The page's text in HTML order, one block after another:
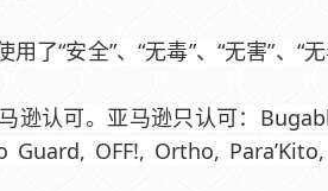
了“安全”、“无毒”、“无害”、
逊认可。亚马逊只认可：
OFF!, Ortho,